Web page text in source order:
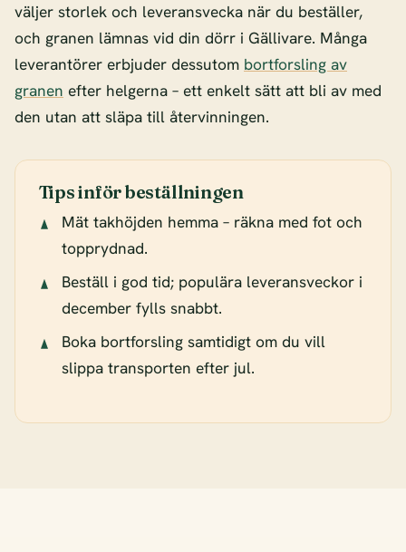
väljer storlek och leveransvecka när du beställer,
och granen lämnas vid din dörr i Gällivare. Många
leverantörer erbjuder dessutom bortforsling av
granen efter helgerna – ett enkelt sätt att bli av med
den utan att släpa till återvinningen.
Tips inför beställningen
Mät takhöjden hemma – räkna med fot och
topprydnad.
Beställ i god tid; populära leveransveckor i
december fylls snabbt.
Boka bortforsling samtidigt om du vill
slippa transporten efter jul.